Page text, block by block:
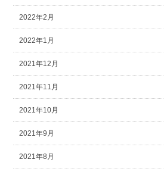
2022年2月
2022年1月
2021年12月
2021年11月
2021年10月
2021年9月
2021年8月